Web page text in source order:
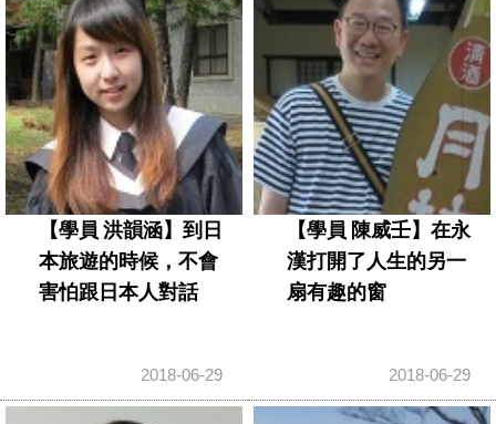
【學員 洪韻涵】到日
本旅遊的時候，不會
害怕跟日本人對話
2018-06-29
【學員 陳威壬】在永
漢打開了人生的另一
扇有趣的窗
2018-06-29